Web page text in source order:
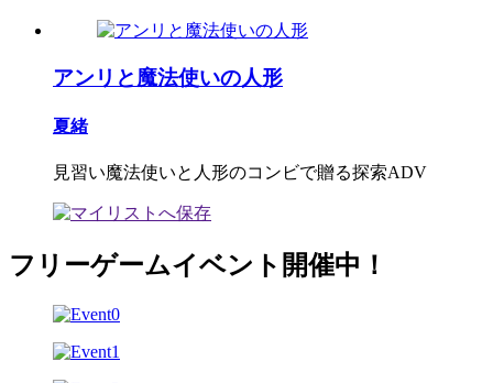
アンリと魔法使いの人形
夏緒
見習い魔法使いと人形のコンビで贈る探索ADV
フリーゲームイベント開催中！